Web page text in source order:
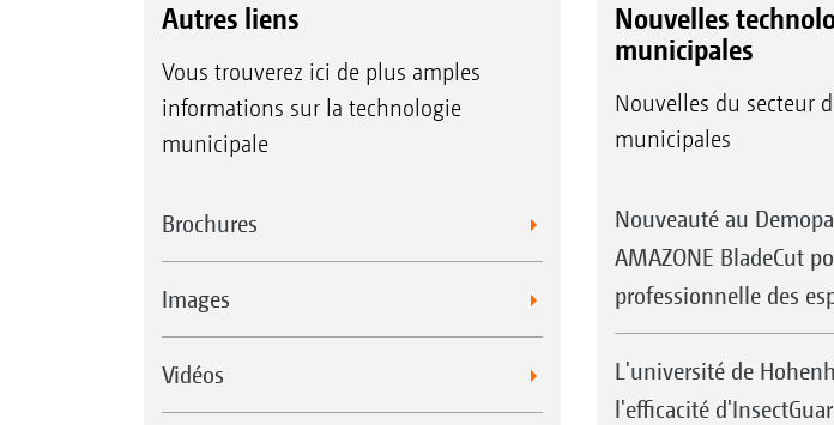
Autres liens
Vous trouverez ici de plus amples
informations sur la technologie
municipale
Brochures
Images
Vidéos
Nouvelles
municipales
Nouvelles du secteur
municipales
Nouveauté au
AMAZONE BladeCut
professionnelle des
L'université de
l'efficacité